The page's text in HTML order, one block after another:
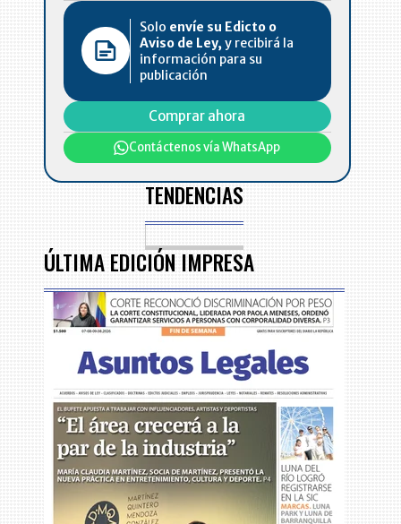
Solo envíe su Edicto o
Aviso de Ley, y recibirá la
información para su
publicación
Comprar ahora
Contáctenos vía WhatsApp
TENDENCIAS
ÚLTIMA EDICIÓN IMPRESA